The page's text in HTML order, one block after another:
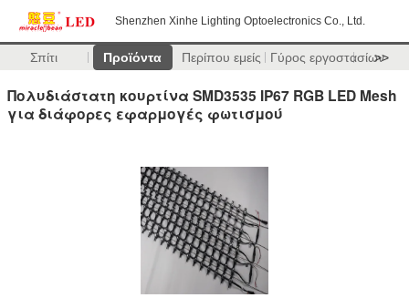
Shenzhen Xinhe Lighting Optoelectronics Co., Ltd.
Σπίτι Προϊόντα Περίπου εμείς Γύρος εργοστασίων
>>
Πολυδιάστατη κουρτίνα SMD3535 IP67 RGB LED Mesh
για διάφορες εφαρμογές φωτισμού